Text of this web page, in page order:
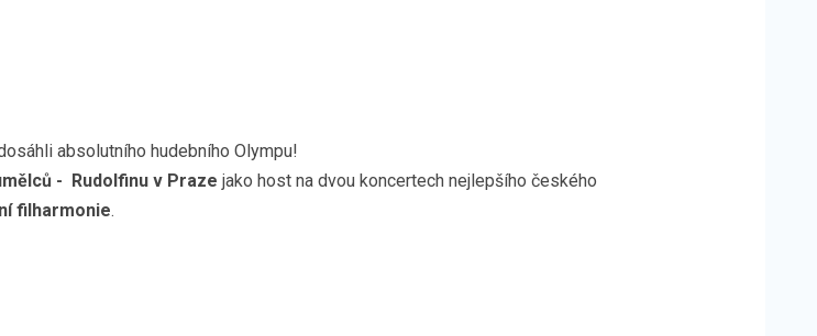
absolutního hudebního Olympu!
- Rudolfinu v Praze jako host na dvou koncertech nejlepšího českého
filharmonie.